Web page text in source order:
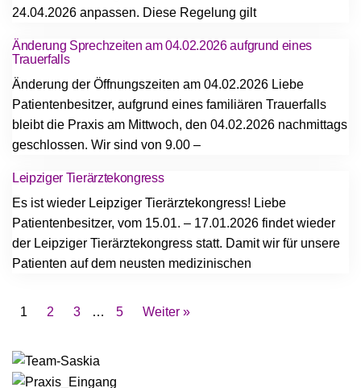
24.04.2026 anpassen. Diese Regelung gilt
Änderung Sprechzeiten am 04.02.2026 aufgrund eines
Trauerfalls
Änderung der Öffnungszeiten am 04.02.2026 Liebe
Patientenbesitzer, aufgrund eines familiären Trauerfalls
bleibt die Praxis am Mittwoch, den 04.02.2026 nachmittags
geschlossen. Wir sind von 9.00 –
Leipziger Tierärztekongress
Es ist wieder Leipziger Tierärztekongress! Liebe
Patientenbesitzer, vom 15.01. – 17.01.2026 findet wieder
der Leipziger Tierärztekongress statt. Damit wir für unsere
Patienten auf dem neusten medizinischen
1 2 3 … 5 Weiter »